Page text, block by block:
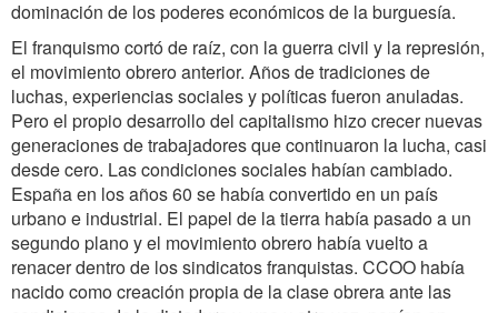
dominación de los poderes económicos de la burguesía.
El franquismo cortó de raíz, con la guerra civil y la represión,
el movimiento obrero anterior. Años de tradiciones de
luchas, experiencias sociales y políticas fueron anuladas.
Pero el propio desarrollo del capitalismo hizo crecer nuevas
generaciones de trabajadores que continuaron la lucha, casi
desde cero. Las condiciones sociales habían cambiado.
España en los años 60 se había convertido en un país
urbano e industrial. El papel de la tierra había pasado a un
segundo plano y el movimiento obrero había vuelto a
renacer dentro de los sindicatos franquistas. CCOO había
nacido como creación propia de la clase obrera ante las